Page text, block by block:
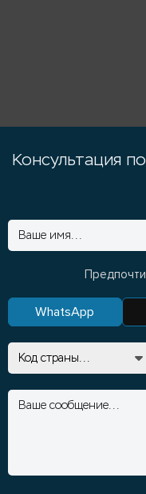
Консультация
WhatsApp